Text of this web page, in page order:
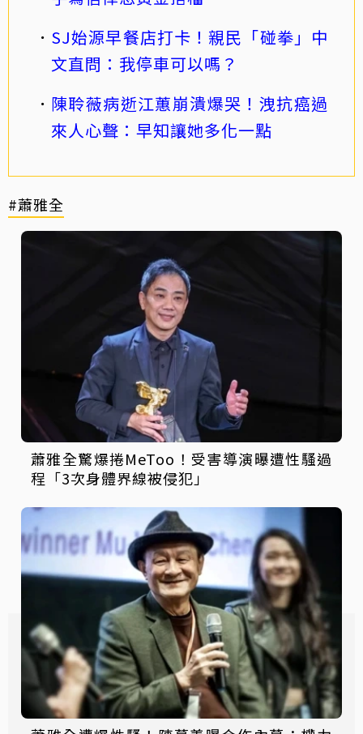
SJ始源早餐店打卡！親民「碰拳」中
文直問：我停車可以嗎？
陳聆薇病逝江蕙崩潰爆哭！洩抗癌過
來人心聲：早知讓她多化一點
#蕭雅全
蕭雅全驚爆捲MeToo！受害導演曝遭性騷過
程「3次身體界線被侵犯」